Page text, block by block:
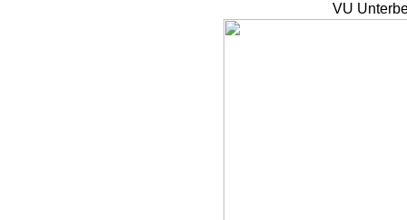
VU